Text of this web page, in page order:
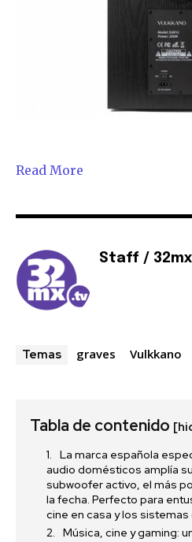
Read More
Staff / 32mx
Temas graves Vulkkano
Tabla de contenido
La marca española
audio domésticos amplía
subwoofer activo, el más
la fecha. Perfecto para
cine en casa y los
Música, cine y gaming: